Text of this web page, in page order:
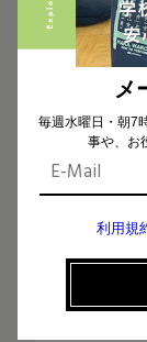
てきている
——それだ
足は課題に
そうですね
援の先生が
を抱えてい
特別支援ク
ションして
メ
毎週水曜日・朝7
事や、お
利用規